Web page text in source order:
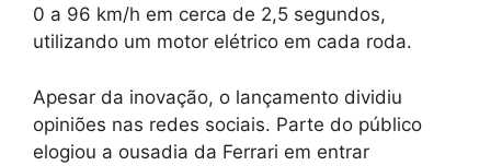
0 a 96 km/h em cerca de 2,5 segundos,
utilizando um motor elétrico em cada roda.
Apesar da inovação, o lançamento dividiu
opiniões nas redes sociais. Parte do público
elogiou a ousadia da Ferrari em entrar